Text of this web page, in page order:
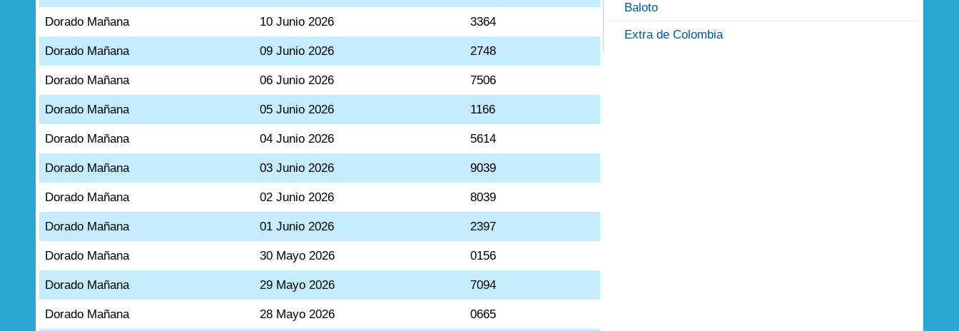
Dorado Mañana 10 Junio 2026 3364
Dorado Mañana 09 Junio 2026 2748
Dorado Mañana 06 Junio 2026 7506
Dorado Mañana 05 Junio 2026 1166
Dorado Mañana 04 Junio 2026 5614
Dorado Mañana 03 Junio 2026 9039
Dorado Mañana 02 Junio 2026 8039
Dorado Mañana 01 Junio 2026 2397
Dorado Mañana 30 Mayo 2026 0156
Dorado Mañana 29 Mayo 2026 7094
Dorado Mañana 28 Mayo 2026 0665
Baloto
Extra de Colombia